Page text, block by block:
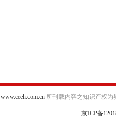
www.ceeh.com.cn所刊载内容之知识产权为
京ICP备